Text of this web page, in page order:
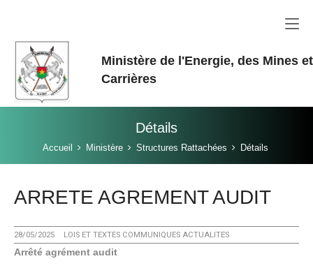
Ministère de l'Energie, des Mines
Carrières
Détails
Vous êtes ici:
Accueil Ministère Structures Rattachées Détails
ARRETE AGREMENT AUDIT
28/05/2025 LOIS ET TEXTES COMMUNIQUES ACTUALITES
Arrêté agrément audit